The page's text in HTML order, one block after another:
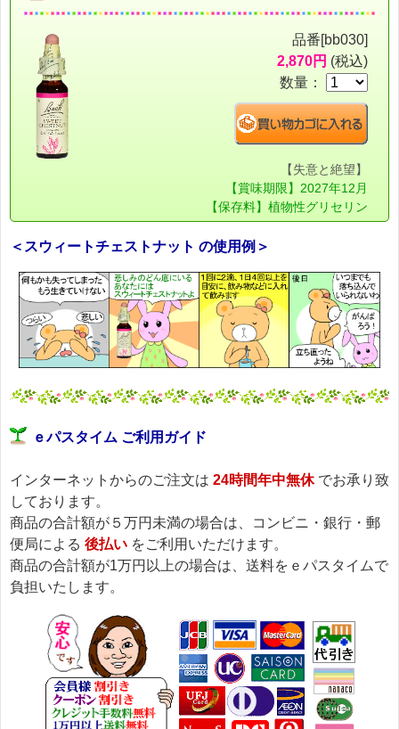
品番[bb030]
2,870円 (税込)
数量：
【失意と絶望】
【賞味期限】2027年12月
【保存料】植物性グリセリン
＜スウィートチェストナット の使用例＞
ｅパスタイム ご利用ガイド
インターネットからのご注文は 24時間年中無休でお承り致
しております。
商品の合計額が５万円未満の場合は、コンビニ・銀行・郵
便局による 後払い をご利用いただけます。
商品の合計額が1万円以上の場合は、送料をｅパスタイムで
負担いたします。